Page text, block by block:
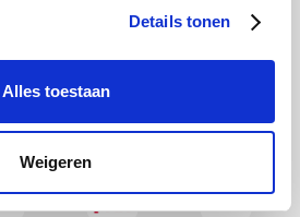
Details tonen
Alles toestaan
Weigeren
Delonghi Tennis Point